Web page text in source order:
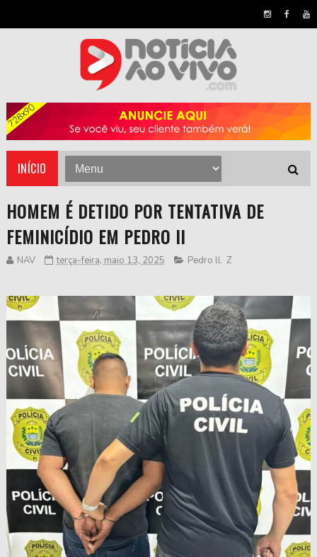
INÍCIO
HOMEM É DETIDO POR TENTATIVA DE
FEMINICÍDIO EM PEDRO II
NAV terça-feira, maio 13, 2025 Pedro ll, Z